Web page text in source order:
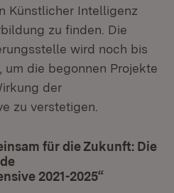
Künstlicher Intelligenz
zu finden. Die
wird noch bis
die begonnen Projekte
der
zu verstetigen.
für die Zukunft: Die
2021-2025“